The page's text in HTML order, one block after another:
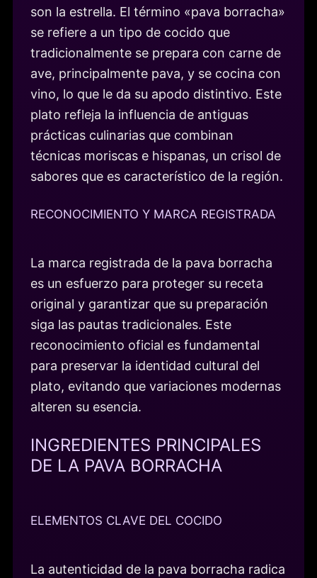
son la estrella. El término «pava borracha»
se refiere a un tipo de cocido que
tradicionalmente se prepara con carne de
ave, principalmente pava, y se cocina con
vino, lo que le da su apodo distintivo. Este
plato refleja la influencia de antiguas
prácticas culinarias que combinan
técnicas moriscas e hispanas, un crisol de
sabores que es característico de la región.
RECONOCIMIENTO Y MARCA REGISTRADA
La marca registrada de la pava borracha
es un esfuerzo para proteger su receta
original y garantizar que su preparación
siga las pautas tradicionales. Este
reconocimiento oficial es fundamental
para preservar la identidad cultural del
plato, evitando que variaciones modernas
alteren su esencia.
INGREDIENTES PRINCIPALES
DE LA PAVA BORRACHA
ELEMENTOS CLAVE DEL COCIDO
La autenticidad de la pava borracha radica